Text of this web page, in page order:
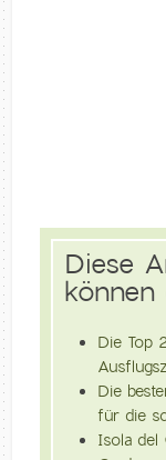
Diese
können
Die Top
Die
für die
Isola del